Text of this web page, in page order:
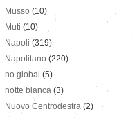
Musso (10)
Muti (10)
Napoli (319)
Napolitano (220)
no global (5)
notte bianca (3)
Nuovo Centrodestra (2)